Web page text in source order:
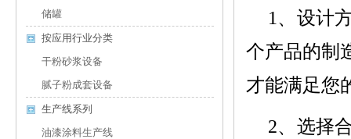
1、 设计
个产品的制
才能满足您
2、 选择
储罐
按应用行业分类
干粉砂浆设备
腻子粉成套设备
生产线系列
油漆涂料生产线